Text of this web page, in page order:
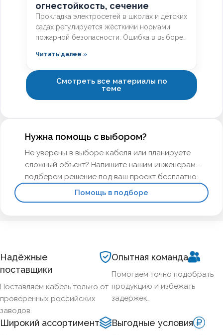
огнестойкость, сечение
Прокладка электросетей в школах и детских
садах регулируется жёсткими нормами
пожарной безопасности. Ошибка в выборе
предписаниям МЧС и дорогостоящим
переделкам. Разберём, какой кабель
прокладывают в школах по ГОСТ, чем
отличаются марки с низкой токсичностью и
как смонтировать трассу, чтобы пройти
Читать далее »
Смотреть все материалы по
теме
Нужна помощь с выбором?
Не уверены в выборе кабеля или планируете
сложный объект? Напишите нашим инженерам -
подберем решение под ваш проект бесплатно.
Помощь в подборе
Надёжные
поставщики
Поставляем кабель только от
проверенных российских
заводов.
Опытная команда
Помогаем точно подобрать
продукцию и избежать
задержек.
Широкий ассортимент Выгодные условия